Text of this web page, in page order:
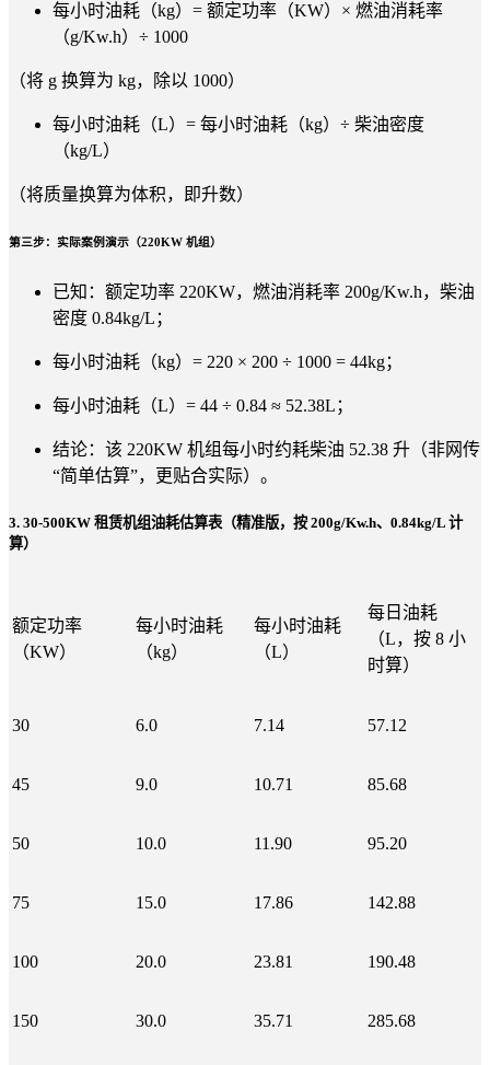
每小时油耗（kg）= 额定功率（KW）× 燃油消耗率
（g/Kw.h）÷ 1000
（将 g 换算为 kg，除以 1000）
每小时油耗（L）= 每小时油耗（kg）÷ 柴油密度
（kg/L）
（将质量换算为体积，即升数）
第三步：实际案例演示（220KW 机组）
已知：额定功率 220KW，燃油消耗率 200g/Kw.h，柴油
密度 0.84kg/L；
每小时油耗（kg）= 220 × 200 ÷ 1000 = 44kg；
每小时油耗（L）= 44 ÷ 0.84 ≈ 52.38L；
结论：该 220KW 机组每小时约耗柴油 52.38 升（非网传
“简单估算”，更贴合实际）。
3. 30-500KW 租赁机组油耗估算表（精准版，按 200g/Kw.h、0.84kg/L 计
算）
额定功率
（KW）
每小时油耗
（kg）
每小时油耗
（L）
每日油耗
（L，按 8 小
时算）
30 6.0 7.14 57.12
45 9.0 10.71 85.68
50 10.0 11.90 95.20
75 15.0 17.86 142.88
100 20.0 23.81 190.48
150 30.0 35.71 285.68